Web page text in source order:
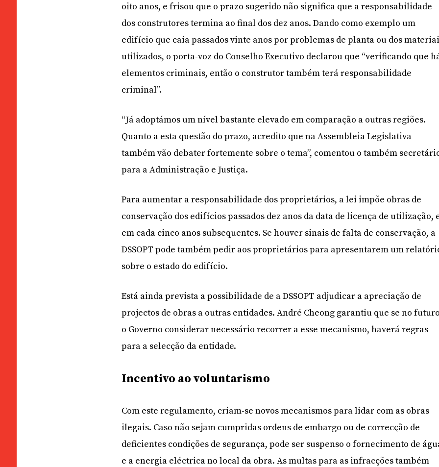
oito anos, e frisou que o prazo sugerido não significa que a responsabilidade
dos construtores termina ao final dos dez anos. Dando como exemplo um
edifício que caia passados vinte anos por problemas de planta ou dos
utilizados, o porta-voz do Conselho Executivo declarou que “verificando que
elementos criminais, então o construtor também terá responsabilidade
criminal”.
“Já adoptámos um nível bastante elevado em comparação a outras regiões.
Quanto a esta questão do prazo, acredito que na Assembleia Legislativa
também vão debater fortemente sobre o tema”, comentou o também
para a Administração e Justiça.
Para aumentar a responsabilidade dos proprietários, a lei impõe obras de
conservação dos edifícios passados dez anos da data de licença de utilização,
em cada cinco anos subsequentes. Se houver sinais de falta de conservação, a
DSSOPT pode também pedir aos proprietários para apresentarem um
sobre o estado do edifício.
Está ainda prevista a possibilidade de a DSSOPT adjudicar a apreciação de
projectos de obras a outras entidades. André Cheong garantiu que se no futuro
o Governo considerar necessário recorrer a esse mecanismo, haverá regras
para a selecção da entidade.
Incentivo ao voluntarismo
Com este regulamento, criam-se novos mecanismos para lidar com as obras
ilegais. Caso não sejam cumpridas ordens de embargo ou de correcção de
deficientes condições de segurança, pode ser suspenso o fornecimento de
e a energia eléctrica no local da obra. As multas para as infracções também